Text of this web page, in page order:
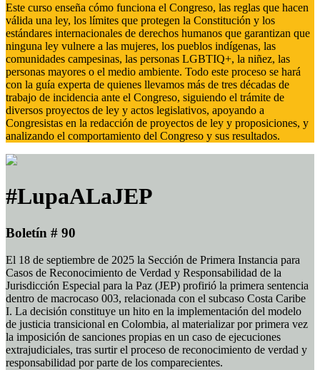
Este curso enseña cómo funciona el Congreso, las reglas que hacen
válida una ley, los límites que protegen la Constitución y los
estándares internacionales de derechos humanos que garantizan que
ninguna ley vulnere a las mujeres, los pueblos indígenas, las
comunidades campesinas, las personas LGBTIQ+, la niñez, las
personas mayores o el medio ambiente. Todo este proceso se hará
con la guía experta de quienes llevamos más de tres décadas de
trabajo de incidencia ante el Congreso, siguiendo el trámite de
diversos proyectos de ley y actos legislativos, apoyando a
Congresistas en la redacción de proyectos de ley y proposiciones, y
analizando el comportamiento del Congreso y sus resultados.
#LupaALaJEP
Boletín # 90
El 18 de septiembre de 2025 la Sección de Primera Instancia para
Casos de Reconocimiento de Verdad y Responsabilidad de la
Jurisdicción Especial para la Paz (JEP) profirió la primera sentencia
dentro de macrocaso 003, relacionada con el subcaso Costa Caribe
I. La decisión constituye un hito en la implementación del modelo
de justicia transicional en Colombia, al materializar por primera vez
la imposición de sanciones propias en un caso de ejecuciones
extrajudiciales, tras surtir el proceso de reconocimiento de verdad y
responsabilidad por parte de los comparecientes.